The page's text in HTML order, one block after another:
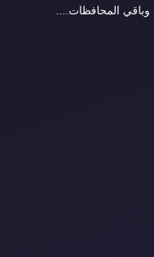
المحافظات....